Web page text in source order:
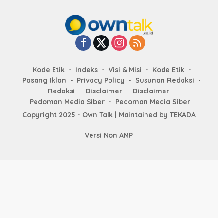
Kode Etik Indeks Visi & Misi
Kode Etik
Pasang Iklan
Privacy Policy
Susunan Redaksi
Redaksi
Disclaimer
Disclaimer
Pedoman Media Siber
Pedoman Media Siber
Copyright 2025 - Own Talk | Maintained by TEKADA
Versi Non AMP